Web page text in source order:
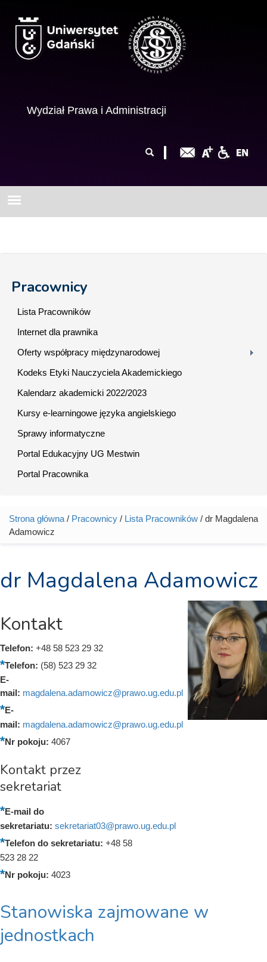
Wydział Prawa i Administracji
wyszukiwania
Pracownicy
Lista Pracowników
Internet dla prawnika
Oferty współpracy międzynarodowej
Kodeks Etyki Nauczyciela Akademickiego
Kalendarz akademicki 2022/2023
Kursy e-learningowe języka angielskiego
Sprawy informatyczne
Portal Edukacyjny UG Mestwin
Portal Pracownika
Jesteś tutaj
Strona główna / Pracownicy / Lista Pracowników / dr Magdalena
Adamowicz
dr Magdalena Adamowicz
Kontakt
Telefon: +48 58 523 29 32
Telefon: (58) 523 29 32
E-
mail: magdalena.adamowicz@prawo.ug.edu.pl
E-
mail: magdalena.adamowicz@prawo.ug.edu.pl
Nr pokoju: 4067
Kontakt przez
sekretariat
E-mail do
sekretariatu: sekretariat03@prawo.ug.edu.pl
Telefon do sekretariatu: +48 58
523 28 22
Nr pokoju: 4023
Stanowiska zajmowane w
jednostkach